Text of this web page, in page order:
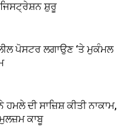
ਸ਼ੁਰੂ
ਪੋਸਟਰ ਲਗਾਉਣ ‘ਤੇ ਮੁਕੰਮਲ
ਹਮਲੇ ਦੀ ਸਾਜ਼ਿਸ਼ ਕੀਤੀ ਨਾਕਾਮ,
ਕਾਬੂ